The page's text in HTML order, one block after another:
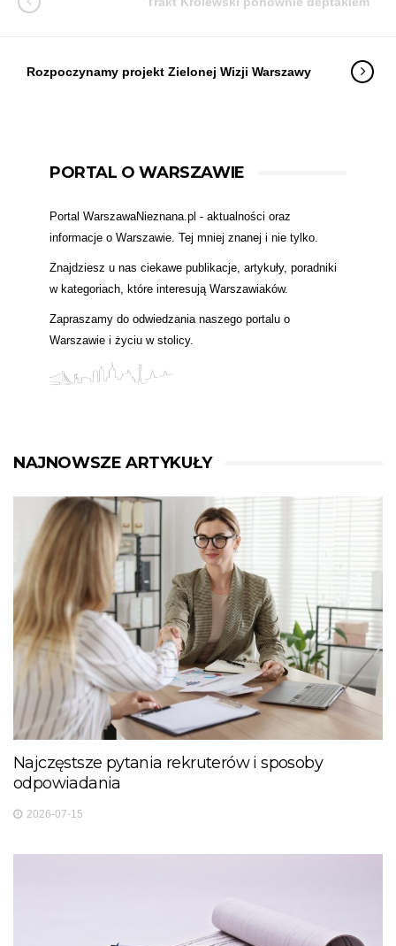
Rozpoczynamy projekt Zielonej Wizji Warszawy
PORTAL O WARSZAWIE
Portal WarszawaNieznana.pl - aktualności oraz
informacje o Warszawie. Tej mniej znanej i nie tylko.
Znajdziesz u nas ciekawe publikacje, artykuły, poradniki
w kategoriach, które interesują Warszawiaków.
Zapraszamy do odwiedzania naszego portalu o
Warszawie i życiu w stolicy.
NAJNOWSZE ARTYKUŁY
Najczęstsze pytania rekruterów i sposoby
odpowiadania
2026-07-15